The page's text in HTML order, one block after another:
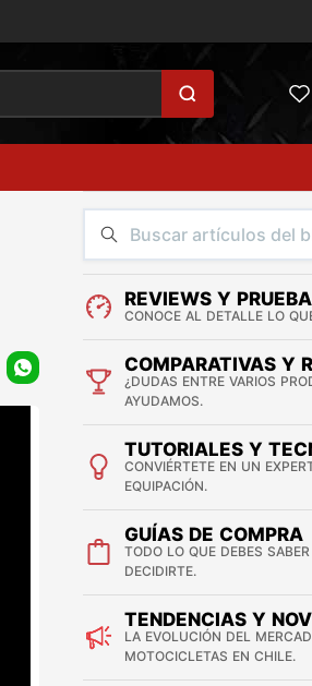
REVIEWS Y
CONOCE AL DETALLE LO
COMPARATIVAS Y
¿DUDAS ENTRE VARIOS
AYUDAMOS.
TUTORIALES Y
CONVIÉRTETE EN UN
EQUIPACIÓN.
GUÍAS DE COMPRA
TODO LO QUE DEBES
DECIDIRTE.
TENDENCIAS Y
LA EVOLUCIÓN DEL
MOTOCICLETAS EN CHILE.